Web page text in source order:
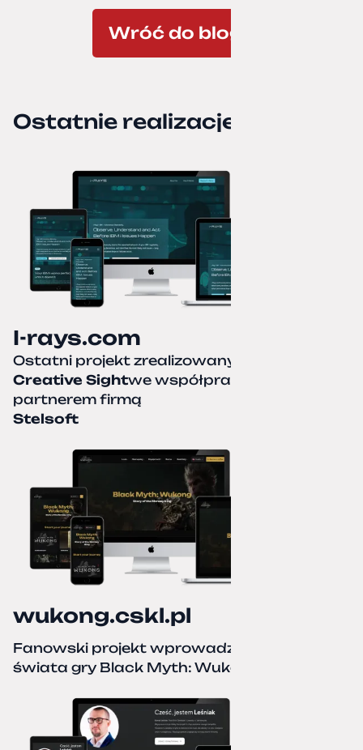
Wróć do bloga
Ostatnie realizacje
I-rays.com
Ostatni projekt zrealizowany przez
Creative Sightwe współpracy z naszym
partnerem firmą
Stelsoft
wukong.cskl.pl
Fanowski projekt wprowadzający do
świata gry Black Myth: Wukong